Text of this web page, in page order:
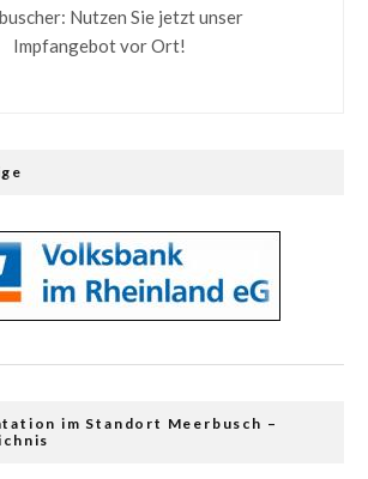
Nutzen Sie jetzt unser
Impfangebot vor Ort!
im Standort Meerbusch –